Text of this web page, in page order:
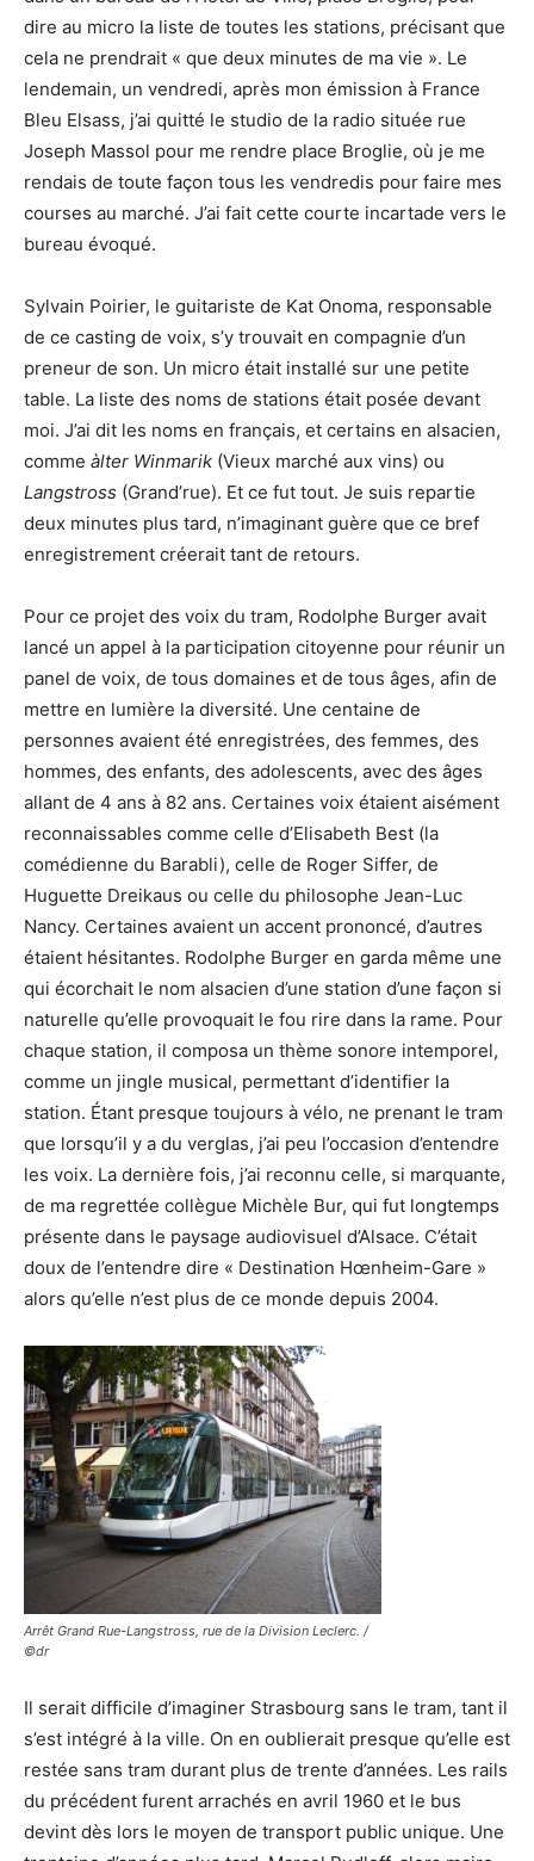
dire au micro la liste de toutes les stations, précisant que
cela ne prendrait « que deux minutes de ma vie ». Le
lendemain, un vendredi, après mon émission à France
Bleu Elsass, j’ai quitté le studio de la radio située rue
Joseph Massol pour me rendre place Broglie, où je me
rendais de toute façon tous les vendredis pour faire mes
courses au marché. J’ai fait cette courte incartade vers le
bureau évoqué.
Sylvain Poirier, le guitariste de Kat Onoma, responsable
de ce casting de voix, s’y trouvait en compagnie d’un
preneur de son. Un micro était installé sur une petite
table. La liste des noms de stations était posée devant
moi. J’ai dit les noms en français, et certains en alsacien,
comme àlter Winmarik (Vieux marché aux vins) ou
Langstross (Grand’rue). Et ce fut tout. Je suis repartie
deux minutes plus tard, n’imaginant guère que ce bref
enregistrement créerait tant de retours.
Pour ce projet des voix du tram, Rodolphe Burger avait
lancé un appel à la participation citoyenne pour réunir un
panel de voix, de tous domaines et de tous âges, afin de
mettre en lumière la diversité. Une centaine de
personnes avaient été enregistrées, des femmes, des
hommes, des enfants, des adolescents, avec des âges
allant de 4 ans à 82 ans. Certaines voix étaient aisément
reconnaissables comme celle d’Elisabeth Best (la
comédienne du Barabli), celle de Roger Siffer, de
Huguette Dreikaus ou celle du philosophe Jean-Luc
Nancy. Certaines avaient un accent prononcé, d’autres
étaient hésitantes. Rodolphe Burger en garda même une
qui écorchait le nom alsacien d’une station d’une façon si
naturelle qu’elle provoquait le fou rire dans la rame. Pour
chaque station, il composa un thème sonore intemporel,
comme un jingle musical, permettant d’identifier la
station. Étant presque toujours à vélo, ne prenant le tram
que lorsqu’il y a du verglas, j’ai peu l’occasion d’entendre
les voix. La dernière fois, j’ai reconnu celle, si marquante,
de ma regrettée collègue Michèle Bur, qui fut longtemps
présente dans le paysage audiovisuel d’Alsace. C’était
doux de l’entendre dire « Destination Hœnheim-Gare »
alors qu’elle n’est plus de ce monde depuis 2004.
Arrêt Grand Rue-Langstross, rue de la Division Leclerc. /
©dr
Il serait difficile d’imaginer Strasbourg sans le tram, tant il
s’est intégré à la ville. On en oublierait presque qu’elle est
restée sans tram durant plus de trente d’années. Les rails
du précédent furent arrachés en avril 1960 et le bus
devint dès lors le moyen de transport public unique. Une